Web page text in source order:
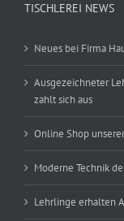
TISCHLEREI NEWS
Neues bei Firma
Ausgezeichneter
zahlt sich aus
Online Shop
Moderne Technik
Lehrlinge erhalten